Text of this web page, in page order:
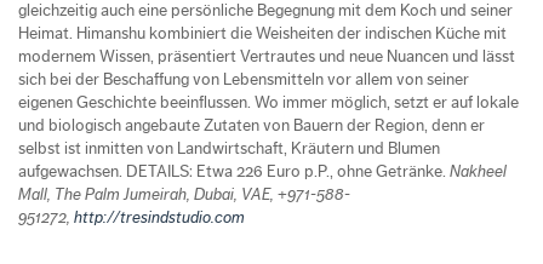
gleichzeitig auch eine persönliche Begegnung mit dem Koch und seiner
Heimat. Himanshu kombiniert die Weisheiten der indischen Küche mit
modernem Wissen, präsentiert Vertrautes und neue Nuancen und lässt
sich bei der Beschaffung von Lebensmitteln vor allem von seiner
eigenen Geschichte beeinflussen. Wo immer möglich, setzt er auf lokale
und biologisch angebaute Zutaten von Bauern der Region, denn er
selbst ist inmitten von Landwirtschaft, Kräutern und Blumen
aufgewachsen. DETAILS: Etwa 226 Euro p.P., ohne Getränke. Nakheel
Mall, The Palm Jumeirah, Dubai, VAE, +971-588-
951272, http://tresindstudio.com